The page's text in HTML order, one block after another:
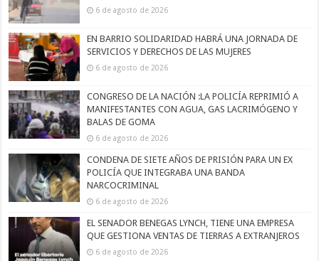
6 de agosto de 2026
EN BARRIO SOLIDARIDAD HABRÁ UNA JORNADA DE
SERVICIOS Y DERECHOS DE LAS MUJERES
6 de agosto de 2026
CONGRESO DE LA NACIÓN :LA POLICÍA REPRIMIÓ A
MANIFESTANTES CON AGUA, GAS LACRIMÓGENO Y
BALAS DE GOMA
6 de agosto de 2026
CONDENA DE SIETE AÑOS DE PRISIÓN PARA UN EX
POLICÍA QUE INTEGRABA UNA BANDA
NARCOCRIMINAL
6 de agosto de 2026
EL SENADOR BENEGAS LYNCH, TIENE UNA EMPRESA
QUE GESTIONA VENTAS DE TIERRAS A EXTRANJEROS
6 de agosto de 2026